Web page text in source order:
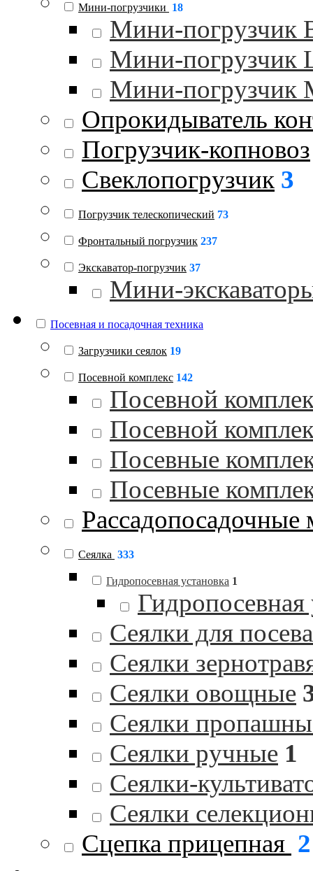
Мини-погрузчики 18
Мини-погрузчик
Мини-погрузчик
Мини-погрузчик
Опрокидыватель
Погрузчик-копновоз
Свеклопогрузчик 3
Погрузчик телескопический 73
Фронтальный погрузчик 237
Экскаватор-погрузчик 37
Мини-
Посевная и посадочная техника
Загрузчики сеялок 19
Посевной комплекс 142
Посевной
Посевной
Посевные
Посевные
Сеялка 333
Гидропосевная установка 1
Сеялки для
Сеялки
Сеялки овощные
Сеялки
Сеялки ручные 1
Сеялки-
Сеялки
Сцепка прицепная 2